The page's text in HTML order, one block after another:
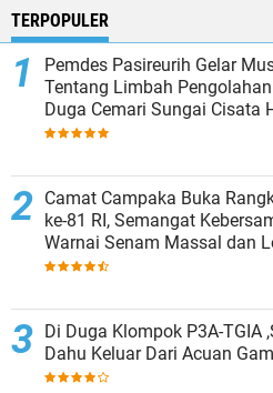
TERPOPULER
Pemdes Pasireurih Gelar
Tentang Limbah
Duga Cemari Sungai Cisata
Kesepakatan Tutup
Camat Campaka Buka
ke-81 RI, Semangat
Warnai Senam Massal dan
Karaoke Perangkat Desa
Di Duga Klompok P3A-TGIA
Dahu Keluar Dari Acuan